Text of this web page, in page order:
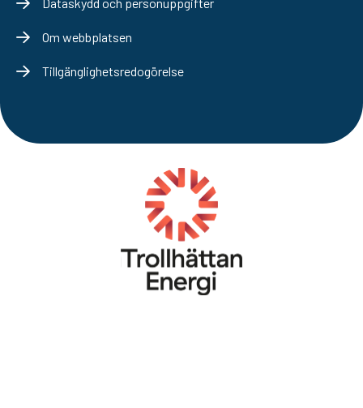
Om webbplatsen
Tillgänglighetsredogörelse